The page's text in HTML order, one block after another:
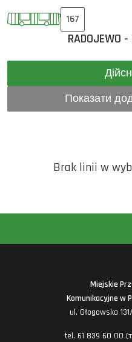
167
RADOJEWO -
Показати
Brak linii w
Miejskie
Komunikacyjne w
ul. Głogowska
tel. 61 839 60 00